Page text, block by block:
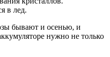
в лед.
бывают и осенью, и
нужно не только